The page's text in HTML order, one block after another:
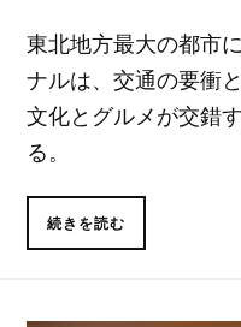
東北地方最大の都市
ナルは、交通の要衝
文化とグルメが交錯
る。
続きを読む